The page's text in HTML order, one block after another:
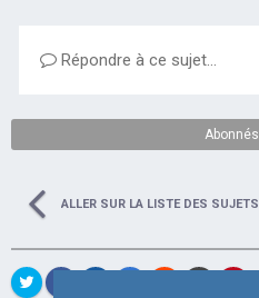
Répondre à ce sujet…
Abonnés
ALLER SUR LA LISTE DES SUJETS